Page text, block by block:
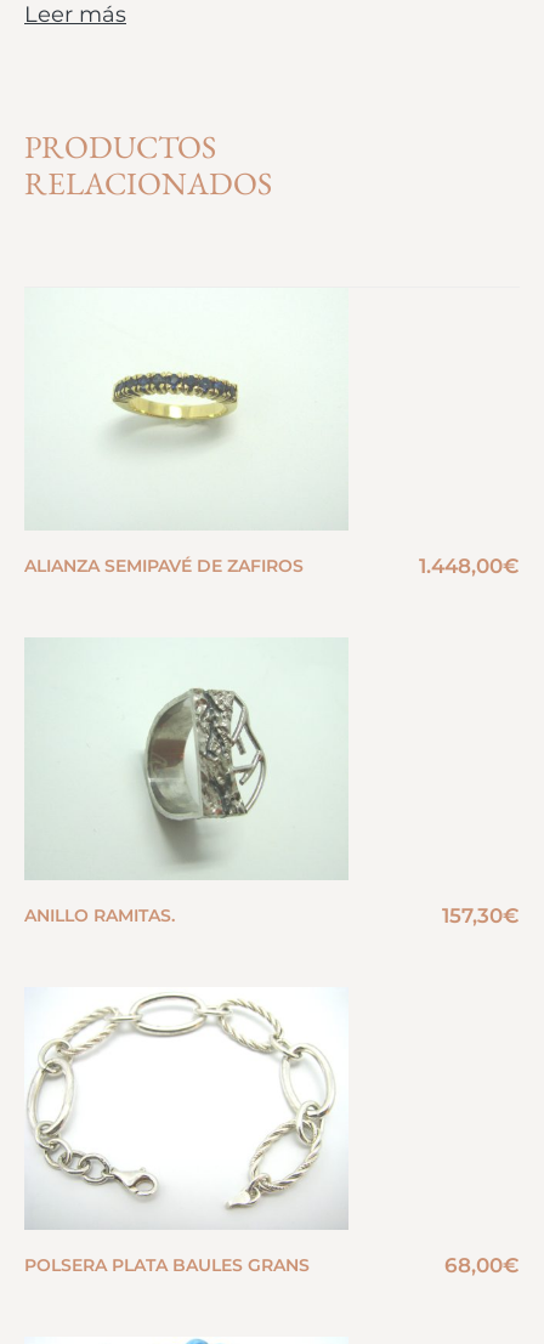
Leer más
PRODUCTOS
RELACIONADOS
ALIANZA SEMIPAVÉ DE ZAFIROS 1.448,00€
ANILLO RAMITAS. 157,30€
POLSERA PLATA BAULES GRANS 68,00€